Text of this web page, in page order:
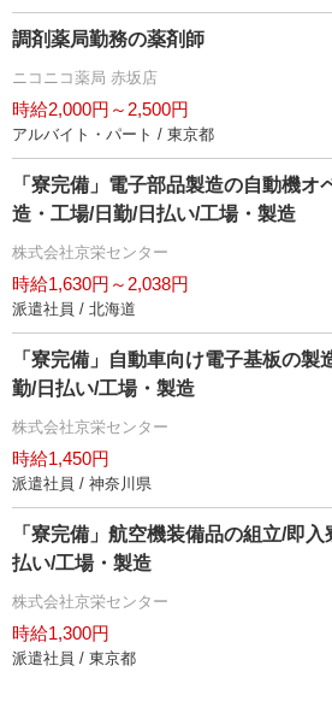
調剤薬局勤務の薬剤師
ニコニコ薬局 赤坂店
時給2,000円～2,500円
アルバイト・パート / 東京都
「寮完備」電子部品製造の自動機オ
造・工場/日勤/日払い/工場・製造
株式会社京栄センター
時給1,630円～2,038円
派遣社員 / 北海道
「寮完備」自動車向け電子基板の製
勤/日払い/工場・製造
株式会社京栄センター
時給1,450円
派遣社員 / 神奈川県
「寮完備」航空機装備品の組立/即
払い/工場・製造
株式会社京栄センター
時給1,300円
派遣社員 / 東京都